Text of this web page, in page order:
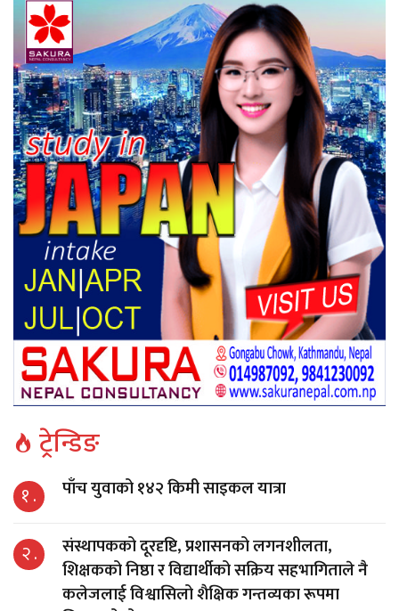
ट्रेन्डिङ
१ . पाँच युवाको १४२ किमी साइकल यात्रा
२ .
संस्थापकको दूरदृष्टि, प्रशासनको लगनशीलता,
शिक्षकको निष्ठा र विद्यार्थीको सक्रिय सहभागिताले नै
कलेजलाई विश्वासिलो शैक्षिक गन्तव्यका रूपमा